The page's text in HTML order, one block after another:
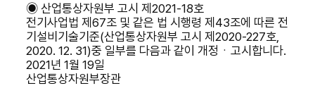
◉산업통상자원부 고시 제2021-18호
전기사업법 제67조 및 같은 법 시행령 제 43조에 따른 전
기설비기술기준(산업통상자원부 고시 제2020-227호,
2020. 12. 31)중 일부를 다음과 같이 개정 ㆍ고시합니다.
2021년1월19일
산업통상자원부장관